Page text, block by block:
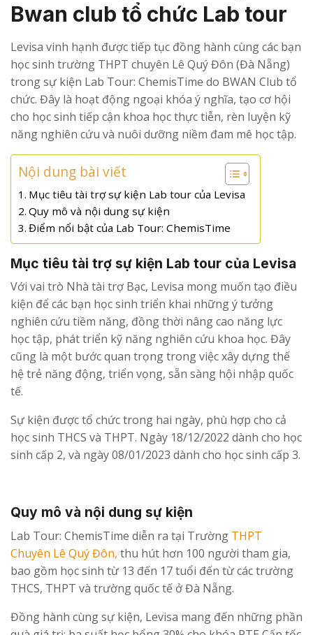
Bwan club tổ chức Lab tour
Levisa vinh hạnh được tiếp tục đồng hành cùng các bạn
học sinh trường THPT chuyên Lê Quý Đôn (Đà Nẵng)
trong sự kiện Lab Tour: ChemisTime do BWAN Club tổ
chức. Đây là hoạt động ngoại khóa ý nghĩa, tạo cơ hội
cho học sinh tiếp cận khoa học thực tiễn, rèn luyện kỹ
năng nghiên cứu và nuôi dưỡng niềm đam mê học tập.
Nội dung bài viết
Mục tiêu tài trợ sự kiện Lab tour của Levisa
Quy mô và nội dung sự kiện
Điểm nổi bật của Lab Tour: ChemisTime
Mục tiêu tài trợ sự kiện Lab tour của Levisa
Với vai trò Nhà tài trợ Bạc, Levisa mong muốn tạo điều
kiện để các bạn học sinh triển khai những ý tưởng
nghiên cứu tiềm năng, đồng thời nâng cao năng lực
học tập, phát triển kỹ năng nghiên cứu khoa học. Đây
cũng là một bước quan trọng trong việc xây dựng thế
hệ trẻ năng động, triển vọng, sẵn sàng hội nhập quốc
tế.
Sự kiện được tổ chức trong hai ngày, phù hợp cho cả
học sinh THCS và THPT. Ngày 18/12/2022 dành cho học
sinh cấp 2, và ngày 08/01/2023 dành cho học sinh cấp 3.
Quy mô và nội dung sự kiện
Lab Tour: ChemisTime diễn ra tại Trường THPT
Chuyên Lê Quý Đôn, thu hút hơn 100 người tham gia,
bao gồm học sinh từ 13 đến 17 tuổi đến từ các trường
THCS, THPT và trường quốc tế ở Đà Nẵng.
Đồng hành cùng sự kiện, Levisa mang đến những phần